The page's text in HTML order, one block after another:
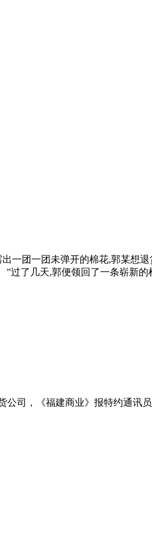
一团一团未弹开的棉花,郭某想
过了几天,郭便领回了一条崭新
司，《福建商业》报特约通讯